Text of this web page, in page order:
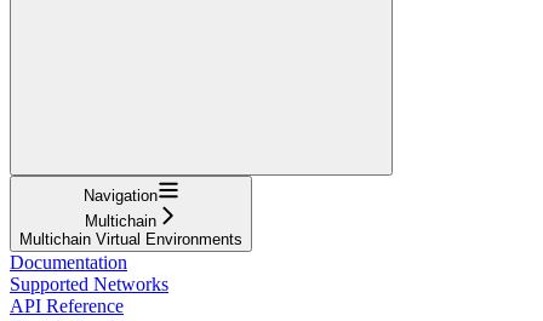
Navigation
Multichain
Multichain Virtual Environments
Documentation
Supported Networks
API Reference